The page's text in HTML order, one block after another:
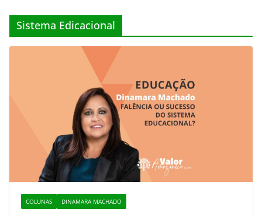
Sistema Edicacional
COLUNAS DINAMARA MACHADO